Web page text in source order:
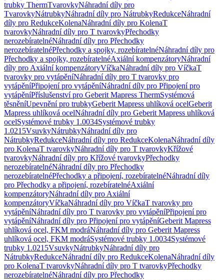
trubky ThermTvarovkyNáhradní díly pro
TvarovkyNátrubkyNáhradní díly pro NátrubkyRedukceNáhradní
díly pro RedukceKolenaNáhradní díly pro KolenaT
tvarovkyNáhradní díly pro T tvarovkyPřechodky
nerozebíratelnéNáhradní díly pro Přechodky
nerozebíratelnéPřechodky a spojky, rozebíratelnéNáhradní díly pro
Přechodky a spojky, rozebíratelnéAxiální kompenzátoryNáhradní
díly pro Axiální kompenzátoryVíčkaNáhradní díly pro VíčkaT
tvarovky pro vytápěníNáhradní díly pro T tvarovky pro
vytápěníPřipojení pro vytápěníNáhradní díly pro Připojení pro
vytápěníPříslušenství pro Geberit Mapress ThermSystémová
těsněníUpevnění pro trubkyGeberit Mapress uhlíková ocelGeberit
Mapress uhlíková ocelNáhradní díly pro Geberit Mapress uhlíková
ocelSystémové trubky 1.0034Systémové trubky
1.0215VsuvkyNátrubkyNáhradní díly pro
NátrubkyRedukceNáhradní díly pro RedukceKolenaNáhradní díly
pro KolenaT tvarovkyNáhradní díly pro T tvarovkyKřížové
tvarovkyNáhradní díly pro Křížové tvarovkyPřechodky
nerozebíratelnéNáhradní díly pro Přechodky
nerozebíratelnéPřechodky a připojení, rozebíratelnéNáhradní díly
pro Přechodky a připojení, rozebíratelnéAxiální
kompenzátoryNáhradní díly pro Axiální
kompenzátoryVíčkaNáhradní díly pro VíčkaT tvarovky pro
vytápěníNáhradní díly pro T tvarovky pro vytápěníPřipojení pro
vytápěníNáhradní díly pro Připojení pro vytápěníGeberit Mapress
uhlíková ocel, FKM modráNáhradní díly pro Geberit Mapress
uhlíková ocel, FKM modráSystémové trubky 1.0034Systémové
trubky 1.0215VsuvkyNátrubkyNáhradní díly pro
NátrubkyRedukceNáhradní díly pro RedukceKolenaNáhradní díly
pro KolenaT tvarovkyNáhradní díly pro T tvarovkyPřechodky
nerozebíratelnéNáhradní díly pro Přechodky